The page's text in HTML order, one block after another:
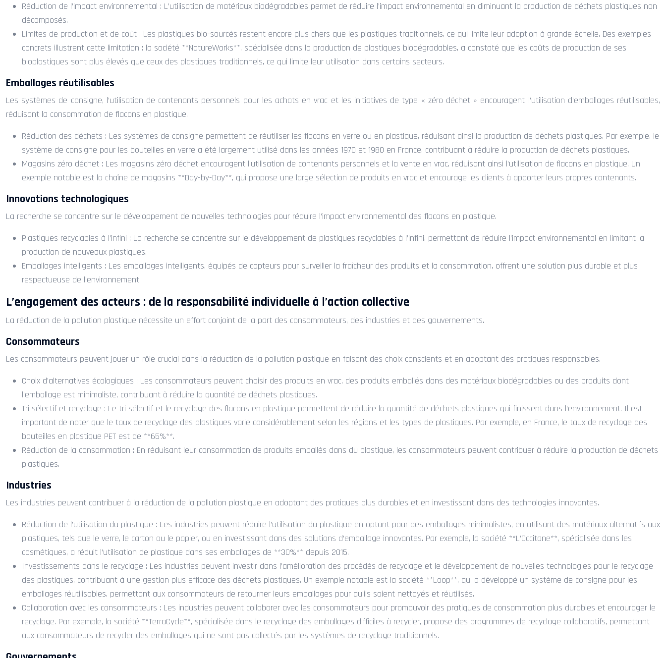
Réduction de l’impact environnemental : L’utilisation de matériaux biodégradables permet de réduire l’impact environnemental en diminuant la production de déchets plastiques non
décomposés.
Limites de production et de coût : Les plastiques bio-sourcés restent encore plus chers que les plastiques traditionnels, ce qui limite leur adoption à grande échelle. Des exemples
concrets illustrent cette limitation : la société **NatureWorks**, spécialisée dans la production de plastiques biodégradables, a constaté que les coûts de production de ses
bioplastiques sont plus élevés que ceux des plastiques traditionnels, ce qui limite leur utilisation dans certains secteurs.
Emballages réutilisables
Les systèmes de consigne, l’utilisation de contenants personnels pour les achats en vrac et les initiatives de type « zéro déchet » encouragent l’utilisation d’emballages réutilisables,
réduisant la consommation de flacons en plastique.
Réduction des déchets : Les systèmes de consigne permettent de réutiliser les flacons en verre ou en plastique, réduisant ainsi la production de déchets plastiques. Par exemple, le
système de consigne pour les bouteilles en verre a été largement utilisé dans les années 1970 et 1980 en France, contribuant à réduire la production de déchets plastiques.
Magasins zéro déchet : Les magasins zéro déchet encouragent l’utilisation de contenants personnels et la vente en vrac, réduisant ainsi l’utilisation de flacons en plastique. Un
exemple notable est la chaîne de magasins **Day-by-Day**, qui propose une large sélection de produits en vrac et encourage les clients à apporter leurs propres contenants.
Innovations technologiques
La recherche se concentre sur le développement de nouvelles technologies pour réduire l’impact environnemental des flacons en plastique.
Plastiques recyclables à l’infini : La recherche se concentre sur le développement de plastiques recyclables à l’infini, permettant de réduire l’impact environnemental en limitant la
production de nouveaux plastiques.
Emballages intelligents : Les emballages intelligents, équipés de capteurs pour surveiller la fraîcheur des produits et la consommation, offrent une solution plus durable et plus
respectueuse de l’environnement.
L’engagement des acteurs : de la responsabilité individuelle à l’action collective
La réduction de la pollution plastique nécessite un effort conjoint de la part des consommateurs, des industries et des gouvernements.
Consommateurs
Les consommateurs peuvent jouer un rôle crucial dans la réduction de la pollution plastique en faisant des choix conscients et en adoptant des pratiques responsables.
Choix d’alternatives écologiques : Les consommateurs peuvent choisir des produits en vrac, des produits emballés dans des matériaux biodégradables ou des produits dont
l’emballage est minimaliste, contribuant à réduire la quantité de déchets plastiques.
Tri sélectif et recyclage : Le tri sélectif et le recyclage des flacons en plastique permettent de réduire la quantité de déchets plastiques qui finissent dans l’environnement. Il est
important de noter que le taux de recyclage des plastiques varie considérablement selon les régions et les types de plastiques. Par exemple, en France, le taux de recyclage des
bouteilles en plastique PET est de **65%**.
Réduction de la consommation : En réduisant leur consommation de produits emballés dans du plastique, les consommateurs peuvent contribuer à réduire la production de déchets
plastiques.
Industries
Les industries peuvent contribuer à la réduction de la pollution plastique en adoptant des pratiques plus durables et en investissant dans des technologies innovantes.
Réduction de l’utilisation du plastique : Les industries peuvent réduire l’utilisation du plastique en optant pour des emballages minimalistes, en utilisant des matériaux alternatifs aux
plastiques, tels que le verre, le carton ou le papier, ou en investissant dans des solutions d’emballage innovantes. Par exemple, la société **L’Occitane**, spécialisée dans les
cosmétiques, a réduit l’utilisation de plastique dans ses emballages de **30%** depuis 2015.
Investissements dans le recyclage : Les industries peuvent investir dans l’amélioration des procédés de recyclage et le développement de nouvelles technologies pour le recyclage
des plastiques, contribuant à une gestion plus efficace des déchets plastiques. Un exemple notable est la société **Loop**, qui a développé un système de consigne pour les
emballages réutilisables, permettant aux consommateurs de retourner leurs emballages pour qu’ils soient nettoyés et réutilisés.
Collaboration avec les consommateurs : Les industries peuvent collaborer avec les consommateurs pour promouvoir des pratiques de consommation plus durables et encourager le
recyclage. Par exemple, la société **TerraCycle**, spécialisée dans le recyclage des emballages difficiles à recycler, propose des programmes de recyclage collaboratifs, permettant
aux consommateurs de recycler des emballages qui ne sont pas collectés par les systèmes de recyclage traditionnels.